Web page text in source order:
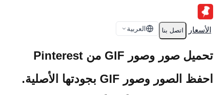
الأسعار اتصل بنا العربية
تحميل صور وصور GIF من Pinterest
احفظ الصور وصور GIF بجودتها الأصلية.